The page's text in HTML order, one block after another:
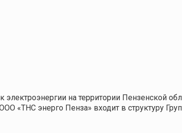
на территории Пензенской
«ТНС энерго Пенза» входит в структуру